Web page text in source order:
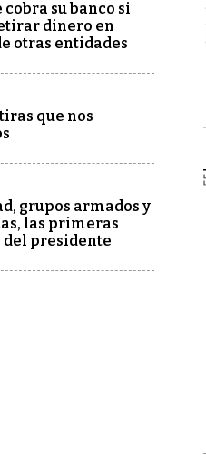
cobra su banco si
dinero en
otras entidades
que nos
grupos armados y
las primeras
del presidente